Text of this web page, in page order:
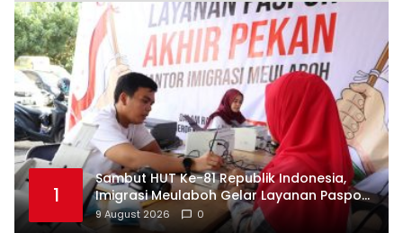
1
Sambut HUT Ke-81 Republik Indonesia,
Imigrasi Meulaboh Gelar Layanan Paspor
Akhir Pekan
9 August 2026 0